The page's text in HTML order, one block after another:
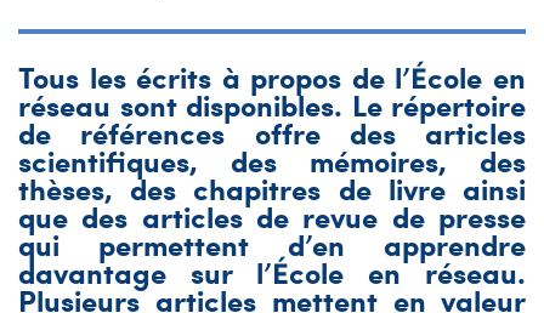
Tous les écrits à propos de l’École en
réseau sont disponibles. Le répertoire
de références offre des articles
scientifiques, des mémoires, des
thèses, des chapitres de livre ainsi
que des articles de revue de presse
qui permettent d’en apprendre
davantage sur l’École en réseau.
Plusieurs articles mettent en valeur